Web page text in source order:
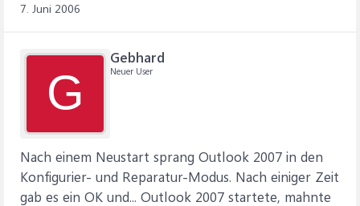
7. Juni 2006
G
Gebhard
Neuer User
Nach einem Neustart sprang Outlook 2007 in den
Konfigurier- und Reparatur-Modus. Nach einiger Zeit
gab es ein OK und... Outlook 2007 startete, mahnte